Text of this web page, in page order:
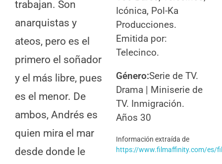
trabajan. Son
anarquistas y
ateos, pero es el
primero el soñador
y el más libre, pues
es el menor. De
ambos, Andrés es
quien mira el mar
desde donde le
Icónica, Pol-Ka
Producciones.
Emitida por:
Telecinco.
Género:Serie de TV.
Drama | Miniserie de
TV. Inmigración.
Años 30
Información extraída de
https://www.filmaffinity.com/es/